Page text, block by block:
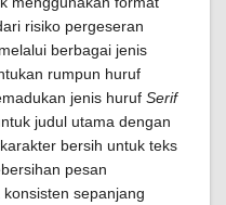
risiko pergeseran
berbagai jenis
rumpun huruf
jenis huruf Serif
judul utama dengan
bersih untuk teks
pesan
sepanjang